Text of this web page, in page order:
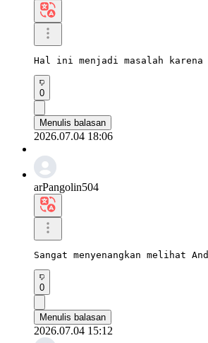
Hal ini menjadi masalah karena
0
Menulis balasan
2026.07.04 18:06
arPangolin504
Sangat menyenangkan melihat
0
Menulis balasan
2026.07.04 15:12